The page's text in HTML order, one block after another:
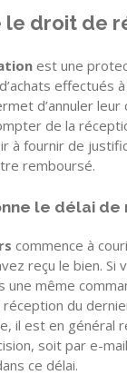
le droit de
est une
effectués
d’annuler leur
de la
à fournir de
remboursé.
le délai de
commence à
reçu le bien. Si
une même
du
il est en général
soit par e-
ce délai.